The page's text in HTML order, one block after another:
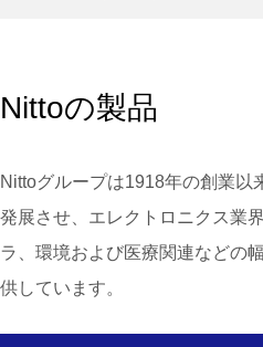
Nittoの製品
Nittoグループは1918年の創業以
発展させ、エレクトロニクス業
ラ、環境および医療関連などの
供しています。